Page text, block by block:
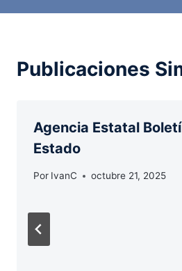
Publicaciones
Agencia Estatal
Estado
Por IvanC octubre 21, 2025